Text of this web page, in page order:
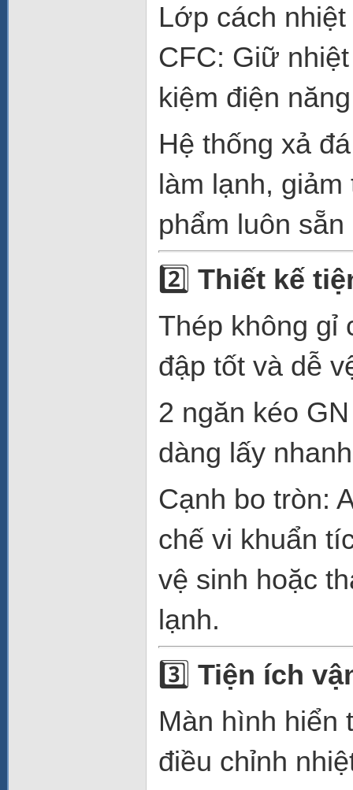
Lớp cách
CFC: Giữ
kiệm điện
Hệ thống xả
làm lạnh,
phẩm luôn
2️⃣ Thiết kế
Thép không gỉ
đập tốt và dễ
2 ngăn kéo
dàng lấy
Cạnh bo tròn:
chế vi khuẩn
vệ sinh hoặc
lạnh.
3️⃣ Tiện ích
Màn hình hiển
điều chỉnh